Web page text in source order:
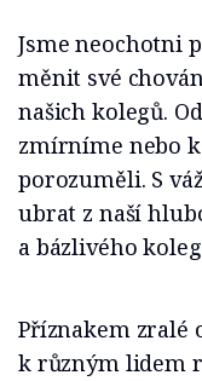
Jsme neochotni
měnit své
našich kolegů.
zmírníme nebo
porozuměli. S
ubrat z naší
a bázlivého
Příznakem zralé
k různým lidem